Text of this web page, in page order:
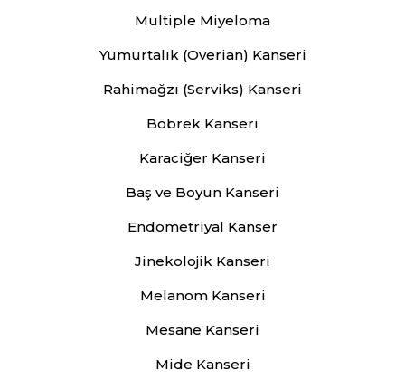
Multiple Miyeloma
Yumurtalık (Overian) Kanseri
Rahimağzı (Serviks) Kanseri
Böbrek Kanseri
Karaciğer Kanseri
Baş ve Boyun Kanseri
Endometriyal Kanser
Jinekolojik Kanseri
Melanom Kanseri
Mesane Kanseri
Mide Kanseri